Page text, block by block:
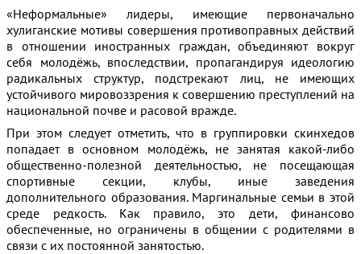
«Неформальные» лидеры, имеющие первоначально
хулиганские мотивы совершения противоправных действий
в отношении иностранных граждан, объединяют вокруг
себя молодёжь, впоследствии, пропагандируя идеологию
радикальных структур, подстрекают лиц, не имеющих
устойчивого мировоззрения к совершению преступлений на
национальной почве и расовой вражде.
При этом следует отметить, что в группировки скинхедов
попадает в основном молодёжь, не занятая какой-либо
общественно-полезной деятельностью, не посещающая
спортивные секции, клубы, иные заведения
дополнительного образования. Маргинальные семьи в этой
среде редкость. Как правило, это дети, финансово
обеспеченные, но ограничены в общении с родителями в
связи с их постоянной занятостью.